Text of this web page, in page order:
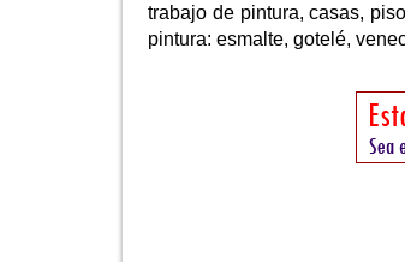
trabajo de pintura, casas,
pintura: esmalte, gotelé,